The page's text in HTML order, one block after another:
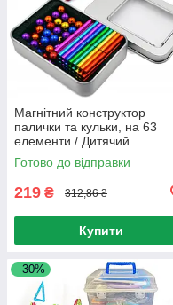
Магнітний конструктор
палички та кульки, на 63
елементи / Дитячий
конструктор для розвитку на
магнітах
Готово до відправки
219 ₴ 312,86 ₴
Купити
–30%